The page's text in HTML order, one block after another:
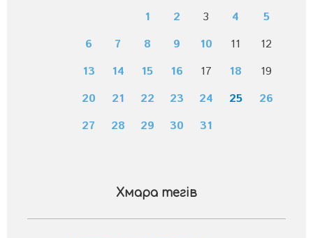
1
2 3 4
5
6
7 8 9 10 11
12
13
14 15 16 17 18
19
20
21 22 23 24 25
26
27
28 29 30 31
Хмара тегів